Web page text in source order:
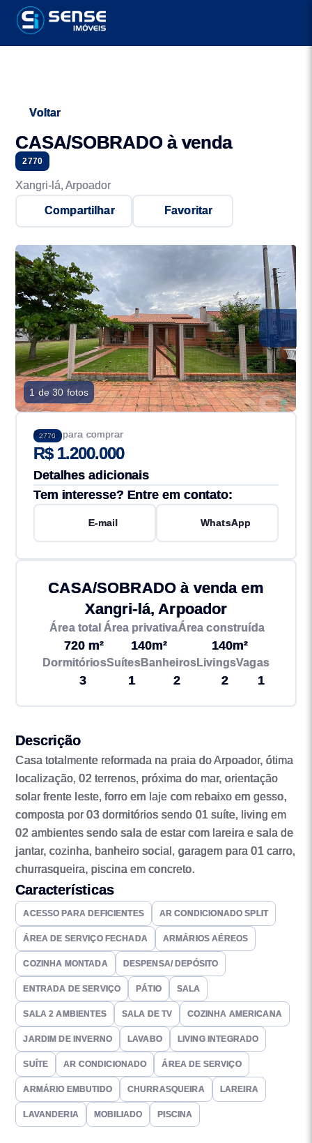
Voltar
CASA/SOBRADO à venda
2770
Xangri-lá, Arpoador
Compartilhar Favoritar
1 de 30 fotos
2770
Preço para comprar
R$ 1.200.000
Detalhes adicionais
Tem interesse? Entre em contato:
E-mail WhatsApp
CASA/SOBRADO à venda em
Xangri-lá, Arpoador
Área total
720 m²
Área privativa
140m²
Área construída
140m²
Dormitórios
3
Suítes
1
Banheiros
2
Livings
2
Vagas
1
Descrição
Casa totalmente reformada na praia do Arpoador, ótima
localização, 02 terrenos, próxima do mar, orientação
solar frente leste, forro em laje com rebaixo em gesso,
composta por 03 dormitórios sendo 01 suíte, living em
02 ambientes sendo sala de estar com lareira e sala de
jantar, cozinha, banheiro social, garagem para 01 carro,
churrasqueira, piscina em concreto.
Características
ACESSO PARA DEFICIENTES AR CONDICIONADO SPLIT
ÁREA DE SERVIÇO FECHADA ARMÁRIOS AÉREOS
COZINHA MONTADA DESPENSA/ DEPÓSITO
ENTRADA DE SERVIÇO PÁTIO SALA
SALA 2 AMBIENTES SALA DE TV COZINHA AMERICANA
JARDIM DE INVERNO LAVABO LIVING INTEGRADO
SUÍTE AR CONDICIONADO ÁREA DE SERVIÇO
ARMÁRIO EMBUTIDO CHURRASQUEIRA LAREIRA
LAVANDERIA MOBILIADO PISCINA